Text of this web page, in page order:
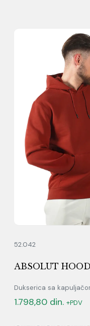
52.042
ABSOLUT
Dukserica sa
1.798,80 din. +PDV